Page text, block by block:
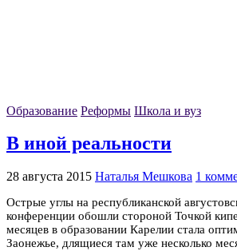
Образование Реформы Школа и вуз
В иной реальности
28 августа 2015 Наталья Мешкова 1
Острые углы на республиканской
конференции обошли стороной Точкой
месяцев в образовании Карелии стала
Заонежье, длящиеся там уже несколько